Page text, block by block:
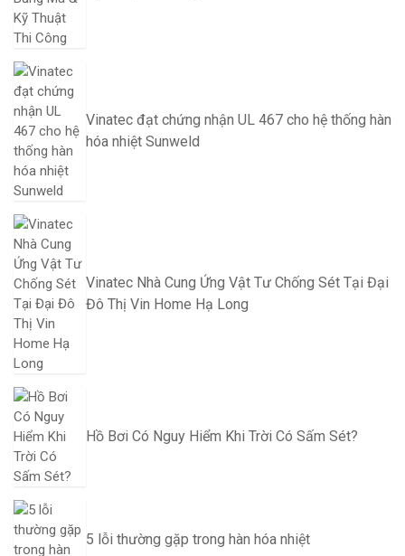
Vinatec đạt chứng nhận UL 467 cho hệ thống hàn
hóa nhiệt Sunweld
Vinatec Nhà Cung Ứng Vật Tư Chống Sét Tại Đại
Đô Thị Vin Home Hạ Long
Hồ Bơi Có Nguy Hiểm Khi Trời Có Sấm Sét?
5 lỗi thường gặp trong hàn hóa nhiệt